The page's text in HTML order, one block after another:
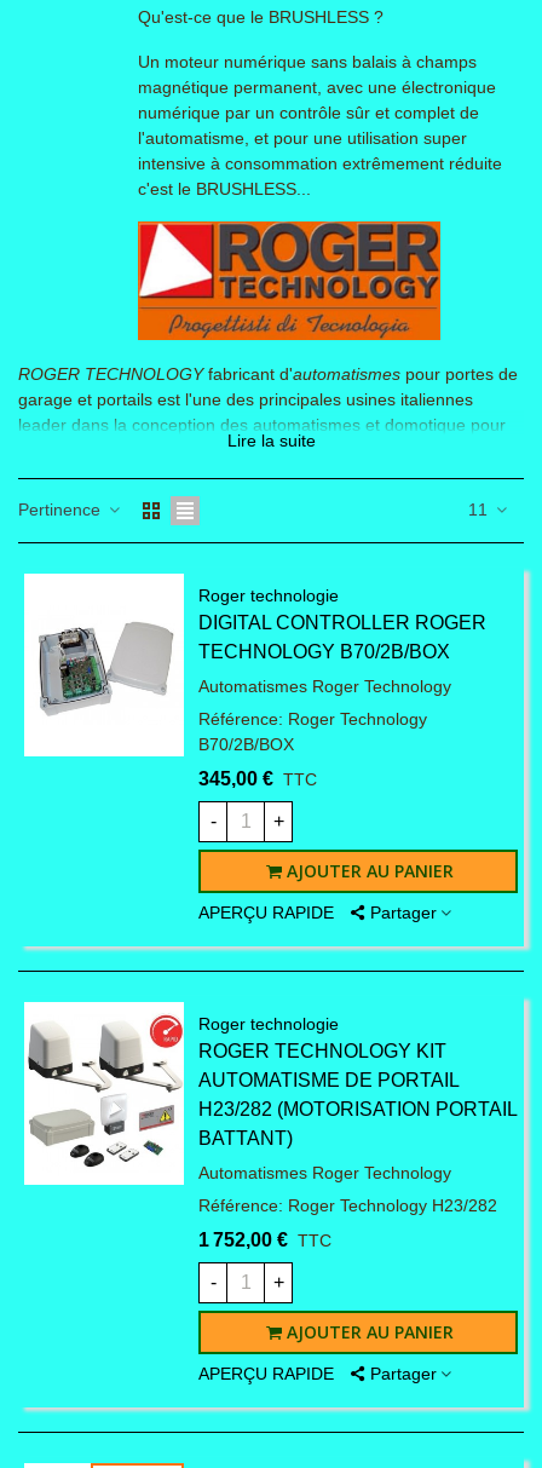
Qu'est-ce que le BRUSHLESS ?
Un moteur numérique sans balais à champs
magnétique permanent, avec une électronique
numérique par un contrôle sûr et complet de
l'automatisme, et pour une utilisation super
intensive à consommation extrêmement réduite
c'est le BRUSHLESS...
ROGER TECHNOLOGYfabricant d'automatismes pour portes de
garage et portails est l'une des principales usines italiennes
leader dans la conception des automatismes et domotique pour
portes de garage de portails de barrières levantes etc...
Lire la suite
Pertinence 11
Roger technologie
DIGITAL CONTROLLER ROGER
TECHNOLOGY B70/2B/BOX
Automatismes Roger Technology
Référence: Roger Technology
B70/2B/BOX
345,00 € TTC
- +
AJOUTER AU PANIER
APERÇU RAPIDE Partager
Roger technologie
ROGER TECHNOLOGY KIT
AUTOMATISME DE PORTAIL
H23/282 (MOTORISATION PORTAIL
BATTANT)
Automatismes Roger Technology
Référence: Roger Technology H23/282
1 752,00 € TTC
- +
AJOUTER AU PANIER
APERÇU RAPIDE Partager